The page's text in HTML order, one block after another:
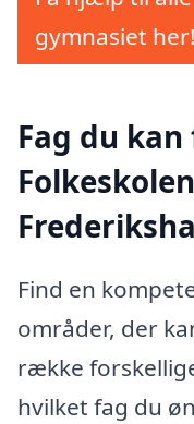
gymnasiet her!
Fag du
Find en
områder, der
række
hvilket fag du